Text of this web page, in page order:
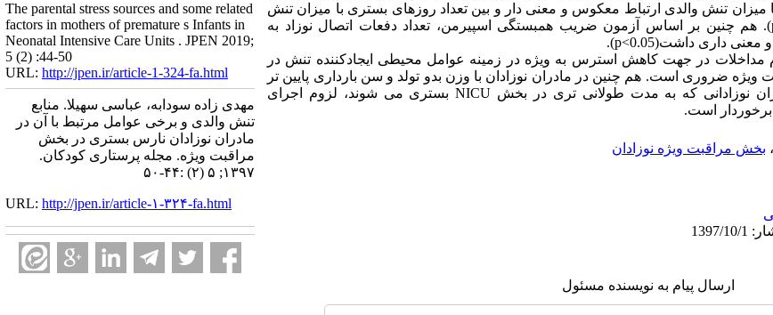
تنش والدی ارتباط معکوس و معنی دار و بین تعداد روزهای بستری با میزان تنش
). هم چنین بر اساس آزمون ضریب همبستگی اسپیرمن، تعداد دفعات اتصال نوزاد به
و معنی داری داشت(p<0.05
).
مداخلات در جهت کاهش استرس به ویژه در زمینه عوامل محیطی ایجادکننده تنش در
ضروری است. هم چنین در مادران نوزادان با وزن بدو تولد و سن بارداری پایین تر
نوزادانی که به مدت طولانی تری در بخش NICUبستری می شوند، لزوم اجرای
است.
، بخش مراقبت ویژه نوزادان
ارسال پیام به نویسنده مسئول
The parental stress sources and some related
factors in mothers of premature s Infants in
Neonatal Intensive Care Units . JPEN 2019;
5 (2) :44-50
URL: http://jpen.ir/article-1-324-fa.html
مهدی زاده سودابه، عباسی سهیلا. منابع
تنش والدی و برخی عوامل مرتبط با آن در
مادران نوزادان نارس بستری در بخش
مراقبت ویژه. مجله پرستاری کودکان.
۱۳۹۷; ۵ (۲) :۴۴-۵۰
URL: http://jpen.ir/article-۱-۳۲۴-fa.html